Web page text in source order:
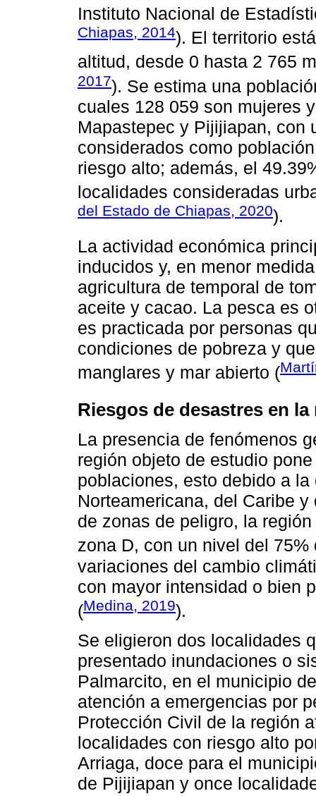
Instituto Nacional de
Chiapas, 2014). El territorio
altitud, desde 0 hasta 2 765
2017). Se estima una
cuales 128 059 son mujeres
Mapastepec y Pijijiapan, con
considerados como
riesgo alto; además, el
localidades consideradas
del Estado de Chiapas, 2020).
La actividad económica
inducidos y, en menor
agricultura de temporal de
aceite y cacao. La pesca es
es practicada por personas
condiciones de pobreza y
manglares y mar abierto (
Riesgos de desastres en
La presencia de fenómenos
región objeto de estudio
poblaciones, esto debido a
Norteamericana, del Caribe
de zonas de peligro, la
zona D, con un nivel del 75%
variaciones del cambio
con mayor intensidad o bien
(Medina, 2019).
Se eligieron dos localidades
presentado inundaciones o
Palmarcito, en el municipio
atención a emergencias por
Protección Civil de la región
localidades con riesgo alto
Arriaga, doce para el
de Pijijiapan y once